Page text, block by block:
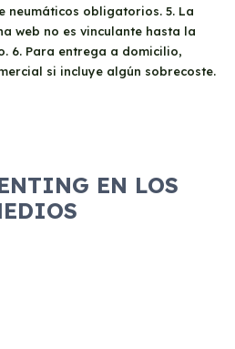
neumáticos obligatorios. 5. La
web no es vinculante hasta la
6. Para entrega a domicilio,
si incluye algún sobrecoste.
EN LOS